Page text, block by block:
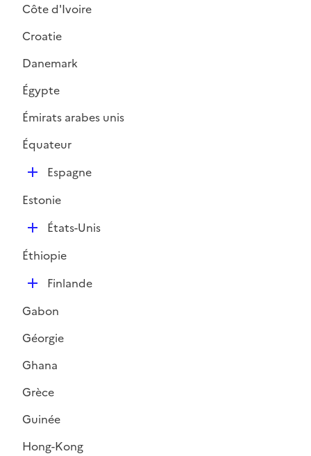
Côte d'Ivoire
Croatie
Danemark
Égypte
Émirats arabes unis
Équateur
D
p
e
Espagne
Estonie
D
p
e
États-Unis
Éthiopie
D
p
l
e
Finlande
Gabon
Géorgie
Ghana
Grèce
Guinée
Hong-Kong